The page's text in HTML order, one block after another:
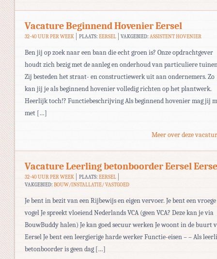
Vacature Beginnend Hovenier Eersel
32-40 UUR PER WEEK PLAATS: EERSEL VAKGEBIED:ASSISTENT HOVENIER
Ben jij op zoek naar een baan die echt groen is? Onze opdrachtgever
houdt zich bezig met de aanleg en onderhoud van particuliere
Zij besteden het straat- en constructiewerk uit aan ondernemers. Zo
kan jij je als beginnend hovenier volledig richten op het plantwerk.
Heerlijk toch!? Functiebeschrijving Als beginnend hovenier mag jij
met […]
Meer over deze
Vacature Leerling betonboorder Eersel
32-40 UUR PER WEEK PLAATS: EERSEL
VAKGEBIED: BOUW/INSTALLATIE/ VASTGOED
Je bent in bezit van een Rijbewijs en eigen vervoer. Je bent een vroege
vogel Je spreekt vloeiend Nederlands VCA (geen VCA? Deze kan je via
BouwBuddy halen) Je kan goed secuur werken Je woont in de buurt
Eersel Je bent een leergierige harde werker Functie-eisen – – Als
betonboorder is geen dag […]